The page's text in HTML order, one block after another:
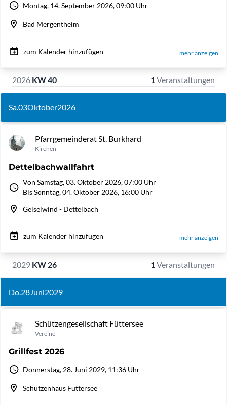
Montag, 14. September 2026, 09:00 Uhr
Bad Mergentheim
zum Kalender hinzufügen mehr anzeigen
2026 KW 40 1Veranstaltungen
Sa.03Oktober2026
Pfarrgemeinderat St. Burkhard
Kirchen
Dettelbachwallfahrt
Von Samstag, 03. Oktober 2026, 07:00 Uhr
Bis Sonntag, 04. Oktober 2026, 16:00 Uhr
Geiselwind - Dettelbach
zum Kalender hinzufügen mehr anzeigen
2029 KW 26 1Veranstaltungen
Do.28Juni2029
Schützengesellschaft Füttersee
Vereine
Grillfest 2026
Donnerstag, 28. Juni 2029, 11:36 Uhr
Schützenhaus Füttersee